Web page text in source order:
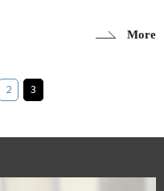
More
2 3